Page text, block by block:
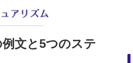
文と5つのステ